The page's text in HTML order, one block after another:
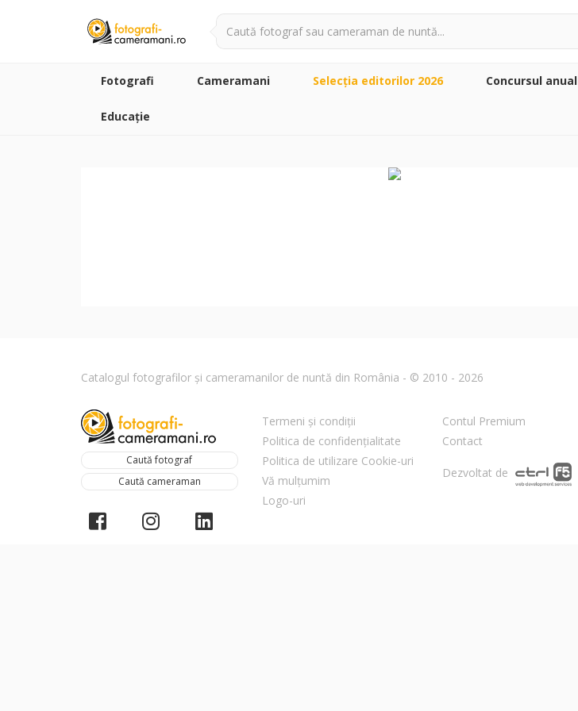
Fotografi Cameramani Selecţia editorilor 2026 Concursul anual
Educație
Catalogul fotografilor și cameramanilor de nuntă din România - © 2010 - 2026
Caută fotograf
Caută cameraman
Termeni și condiții
Politica de confidențialitate
Politica de utilizare Cookie-uri
Vă mulțumim
Logo-uri
Contul Premium
Contact
Dezvoltat de